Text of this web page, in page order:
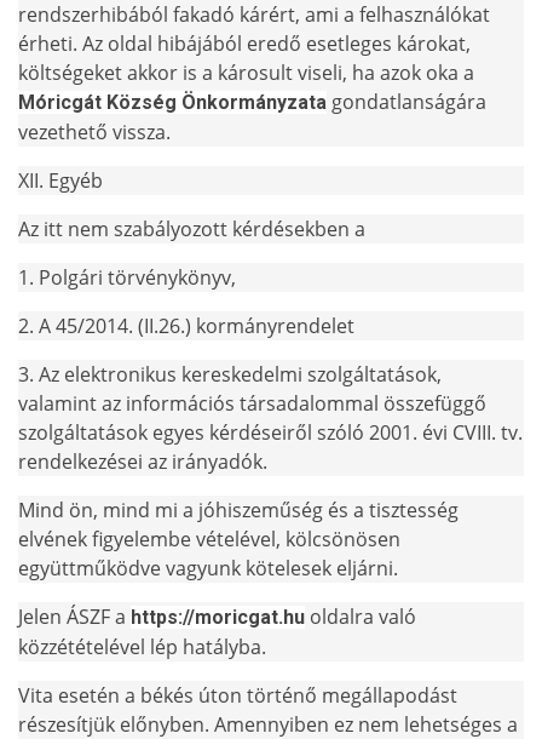
rendszerhibából fakadó kárért, ami a felhasználókat
érheti. Az oldal hibájából eredő esetleges károkat,
költségeket akkor is a károsult viseli, ha azok oka a
Móricgát Község Önkormányzata gondatlanságára
vezethető vissza.
XII. Egyéb
Az itt nem szabályozott kérdésekben a
1. Polgári törvénykönyv,
2. A 45/2014. (II.26.) kormányrendelet
3. Az elektronikus kereskedelmi szolgáltatások,
valamint az információs társadalommal összefüggő
szolgáltatások egyes kérdéseiről szóló 2001. évi CVIII. tv.
rendelkezései az irányadók.
Mind ön, mind mi a jóhiszeműség és a tisztesség
elvének figyelembe vételével, kölcsönösen
együttműködve vagyunk kötelesek eljárni.
Jelen ÁSZF a https://moricgat.hu oldalra való
közzétételével lép hatályba.
Vita esetén a békés úton történő megállapodást
részesítjük előnyben. Amennyiben ez nem lehetséges a